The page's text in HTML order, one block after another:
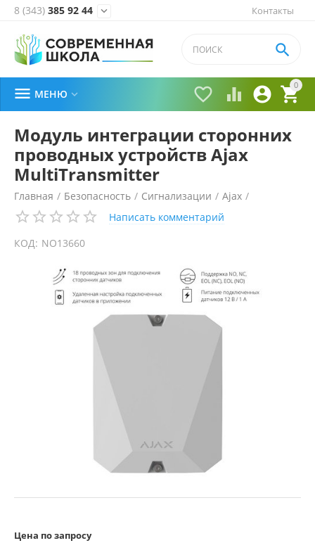
Контакты
8 (343) 385 92 44 
0


 

 МЕНЮ 
Модуль интеграции сторонних
проводных устройств Ajax
MultiTransmitter
Главная / Безопасность / Сигнализации / Ajax /
Написать комментарий
КОД: NO13660
Цена по запросу